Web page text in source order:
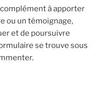
à apporter
ou un témoignage,
et de poursuivre
se trouve sous